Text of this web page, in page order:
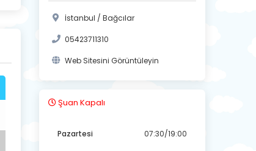
İstanbul / Bağcılar
05423711310
Web Sitesini Görüntüleyin
Şuan Kapalı
Pazartesi 07:30/19:00